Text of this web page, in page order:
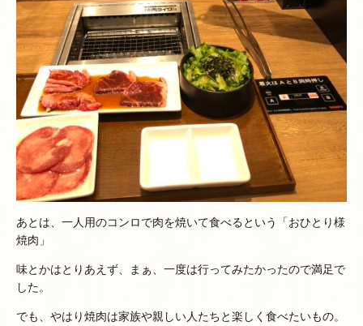
あとは、一人用のコンロで肉を焼いて食べるという「おひとり様
焼肉」
味とかはとりあえず、まぁ、一度は行ってみたかったので満足で
した。
でも、やはり焼肉は家族や親しい人たちと楽しく食べたいもの。